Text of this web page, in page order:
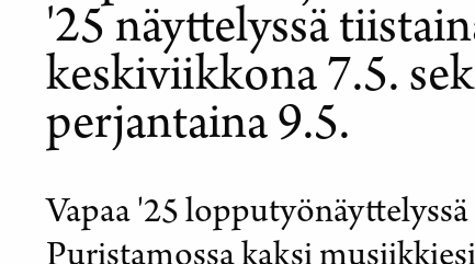
'25 näyttelyssä
keskiviikkona 7.5.
perjantaina 9.5.
Vapaa '25